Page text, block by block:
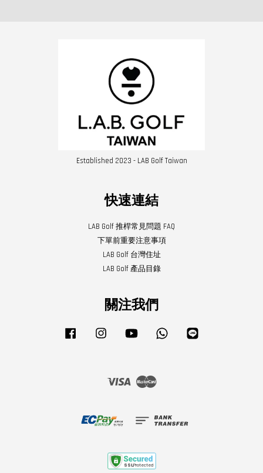
Established 2023 - LAB Golf Taiwan
快速連結
LAB Golf 推桿常見問題 FAQ
下單前重要注意事項
LAB Golf 台灣住址
LAB Golf 產品目錄
關注我們
Facebook Instagram YouTube Whatsapp
Visa Master